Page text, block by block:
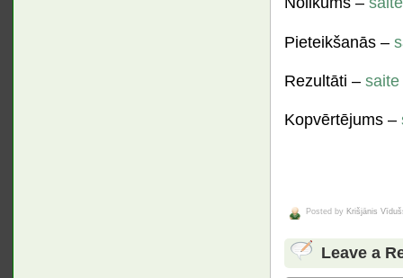
Pieteikšanās –
Rezultāti – saite
Kopvērtējums –
Posted by Krišjānis
Leave a